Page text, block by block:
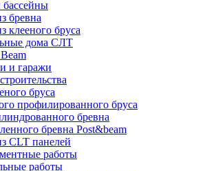
бассейны
бревна
клееного бруса
дома СЛТ
и гаражи
бруса
профилированного бруса
бревна
бревна Post&beam
CLT панелей
работы
работы